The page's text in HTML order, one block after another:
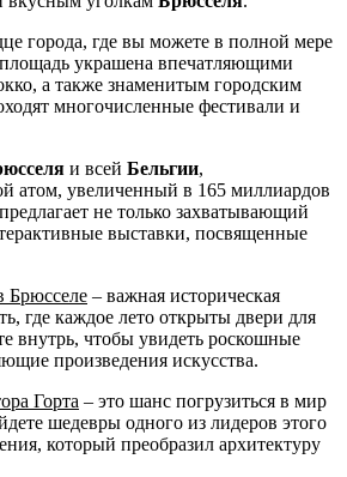
города, где вы можете в полной мере
украшена впечатляющими
а также знаменитым городским
многочисленные фестивали и
и всей Бельгии,
атом, увеличенный в 165 миллиардов
не только захватывающий
выставки, посвященные
Брюсселе – важная историческая
где каждое лето открыты двери для
внутрь, чтобы увидеть роскошные
произведения искусства.
Горта – это шанс погрузиться в мир
шедевры одного из лидеров этого
который преобразил архитектуру